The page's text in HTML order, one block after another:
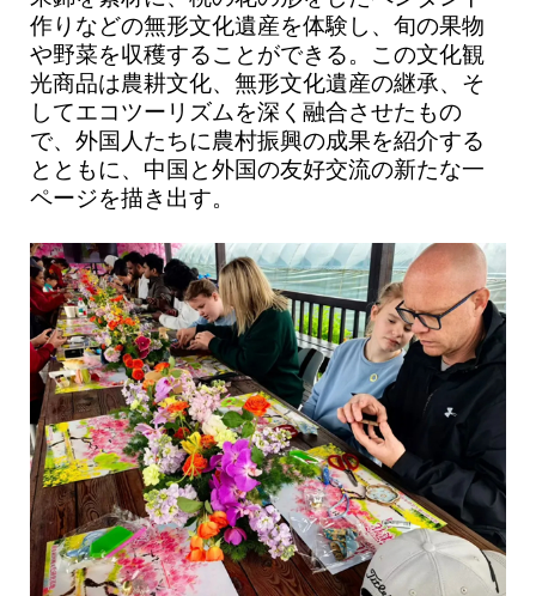
作りなどの無形文化遺産を体験し、旬の果物
や野菜を収穫することができる。この文化観
光商品は農耕文化、無形文化遺産の継承、そ
してエコツーリズムを深く融合させたもの
で、外国人たちに農村振興の成果を紹介する
とともに、中国と外国の友好交流の新たな一
ページを描き出す。